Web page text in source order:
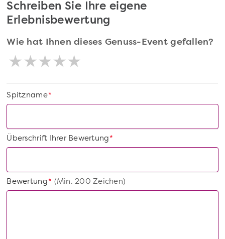
Schreiben Sie Ihre eigene
Erlebnisbewertung
Wie hat Ihnen dieses Genuss-Event gefallen?
*
Spitzname
*
Überschrift Ihrer Bewertung
*
Bewertung(Min. 200 Zeichen)